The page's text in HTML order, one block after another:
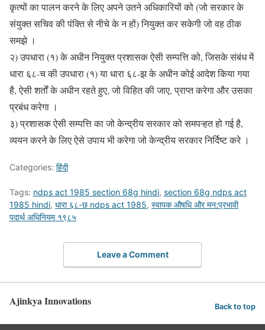
कृत्यों का पालन करने के लिए अपने उतने अधिकारियों को (जो सरकार के
संयुक्त सचिव की पंक्ति से नीचे के न हों) नियुक्त कर सकेगी जो वह ठीक
समझे ।
२) उपधारा (१) के अधीन नियुक्त प्रशासक ऐसी सम्पत्ति को, जिसके संबंध में
धारा ६८-च की उपधारा (१) या धारा ६८-झ के अधीन कोई आदेश किया गया
है, ऐसी शर्तों के अधीन रहते हुए, जो विहित की जाए, प्राप्त करेगा और उसका
प्रबंध करेगा ।
३) प्रशासक ऐसी सम्पत्ति का जो केन्द्रीय सरकार को समपऱ्हत हो गई है,
व्ययन करने के लिए ऐसे उपाय भी करेगा जो केन्द्रीय सरकार निर्दिष्ट करे ।
Categories: हिंदी
Tags: ndps act 1985 section 68g hindi, section 68g ndps act
1985 hindi, धारा ६८-छ ndps act 1985, स्वापक औषधि और मन:प्रभावी
पदार्थ अधिनियम १९८५
Leave a Comment
Ajinkya Innovations Back to top